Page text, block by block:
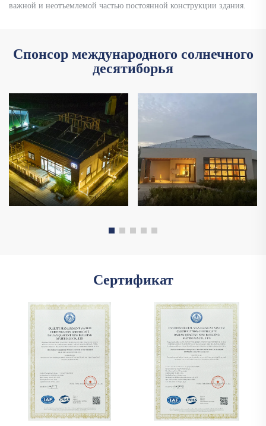
важной и неотъемлемой частью постоянной конструкции здания.
Спонсор международного солнечного
десятиборья
Сертификат